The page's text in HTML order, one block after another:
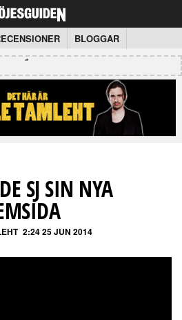
BLOGGAR
SJ SIN NYA
2:24 25 JUN 2014